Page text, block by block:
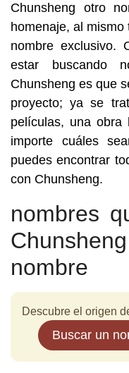
Chunsheng otro
homenaje, al
nombre exclusivo.
estar buscando
Chunsheng es que
proyecto; ya se
películas, una
importe cuáles
puedes encontrar
con Chunsheng.
nombres
nombre
Descubre el origen
Buscar un